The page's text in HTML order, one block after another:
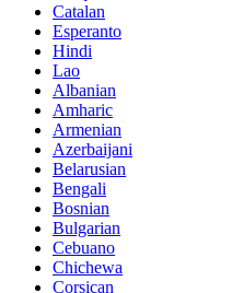
Catalan
Esperanto
Hindi
Lao
Albanian
Amharic
Armenian
Azerbaijani
Belarusian
Bengali
Bosnian
Bulgarian
Cebuano
Chichewa
Corsican